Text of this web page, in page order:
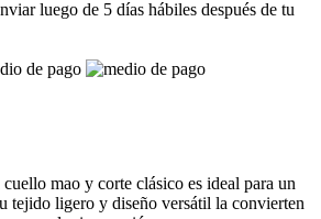
luego de 5 días hábiles después de tu
mao y corte clásico es ideal para un
tejido ligero y diseño versátil la convierten